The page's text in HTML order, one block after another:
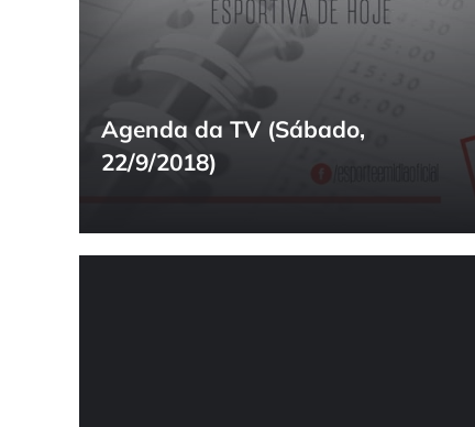
Agenda da TV (Sábado,
22/9/2018)